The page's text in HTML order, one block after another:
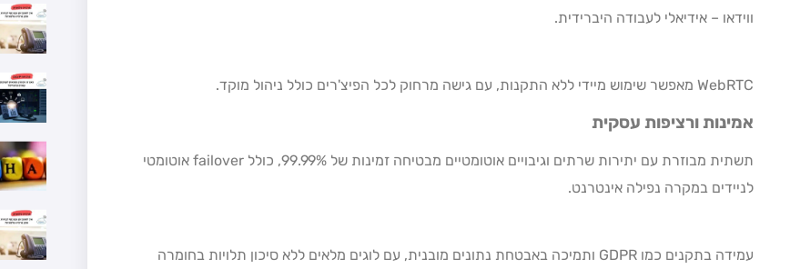
ווידאו – אידיאלי לעבודה היברידית.
WebRTC מאפשר שימוש מיידי ללא התקנות, עם גישה מרחוק לכל הפיצ'רים כולל ניהול מוקד.
אמינות ורציפות עסקית
תשתית מבוזרת עם יתירות שרתים וגיבויים אוטומטיים מבטיחה זמינות של 99.99%, כולל failover אוטומטי
לניידים במקרה נפילה אינטרנט.
עמידה בתקנים כמו GDPR ותמיכה באבטחת נתונים מובנית, עם לוגים מלאים ללא סיכון תלויות בחומרה